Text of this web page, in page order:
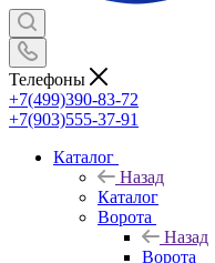
Телефоны
+7(499)390-83-72
+7(903)555-37-91
Каталог
Назад
Каталог
Ворота
Назад
Ворота